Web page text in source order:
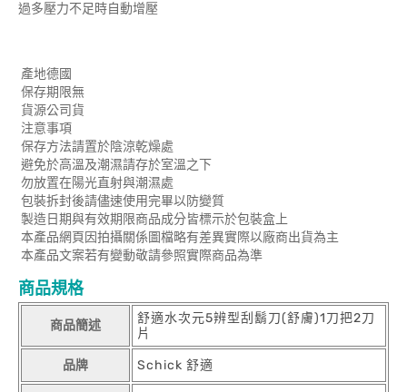
過多壓力不足時自動增壓
產地德國
保存期限無
貨源公司貨
注意事項
保存方法請置於陰涼乾燥處
避免於高溫及潮濕請存於室溫之下
勿放置在陽光直射與潮濕處
包裝拆封後請儘速使用完畢以防變質
製造日期與有效期限商品成分皆標示於包裝盒上
本產品網頁因拍攝關係圖檔略有差異實際以廠商出貨為主
本產品文案若有變動敬請參照實際商品為準
商品規格
商品簡述
舒適水次元5辨型刮鬍刀(舒膚)1刀把2刀
片
品牌 Schick 舒適